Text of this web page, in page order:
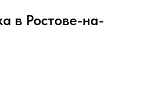
в Ростове-на-